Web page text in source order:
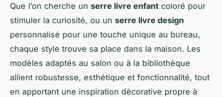
Que l’on cherche un serre livre enfant coloré pour
stimuler la curiosité, ou un serre livre design
personnalisé pour une touche unique au bureau,
chaque style trouve sa place dans la maison. Les
modèles adaptés au salon ou à la bibliothèque
allient robustesse, esthétique et fonctionnalité, tout
en apportant une inspiration décorative propre à